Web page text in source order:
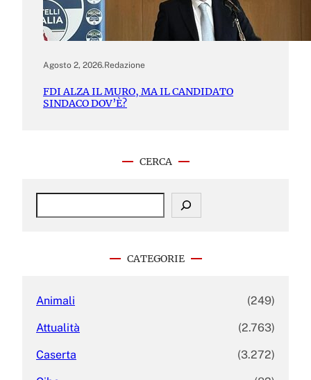
Agosto 2, 2026.Redazione
FDI ALZA IL MURO, MA IL CANDIDATO
SINDACO DOV’È?
CERCA
S
CATEGORIE
Animali (249)
Attualità (2.763)
Caserta (3.272)